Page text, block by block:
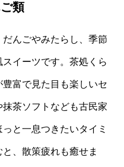
類
んごやみたらし、季節
イーツです。茶処くら
富で見た目も楽しいセ
茶ソフトなども古民家
と一息つきたいタイミ
、散策疲れも癒せま